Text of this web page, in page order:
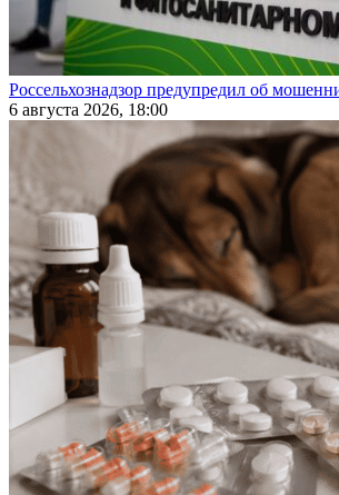
Россельхознадзор предупредил об
6 августа 2026, 18:00